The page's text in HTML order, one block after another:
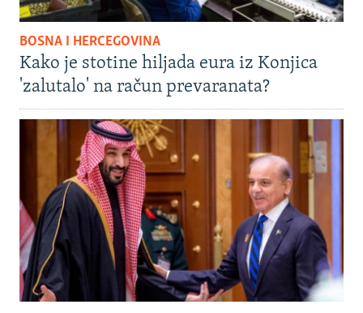
BOSNA I HERCEGOVINA
Kako je stotine hiljada eura iz Konjica
'zalutalo' na račun prevaranata?